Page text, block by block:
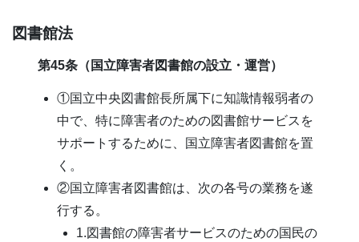
図書館法
第45条（国立障害者図書館の設立・運営）
①国立中央図書館長所属下に知識情報弱者の
中で、特に障害者のための図書館サービスを
サポートするために、国立障害者図書館を置
く。
②国立障害者図書館は、次の各号の業務を遂
行する。
1.図書館の障害者サービスのための国民の